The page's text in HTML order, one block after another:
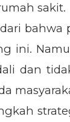
sakit.
ini.
dan